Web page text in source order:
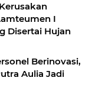
I
Disertai Hujan
Berinovasi,
Aulia Jadi